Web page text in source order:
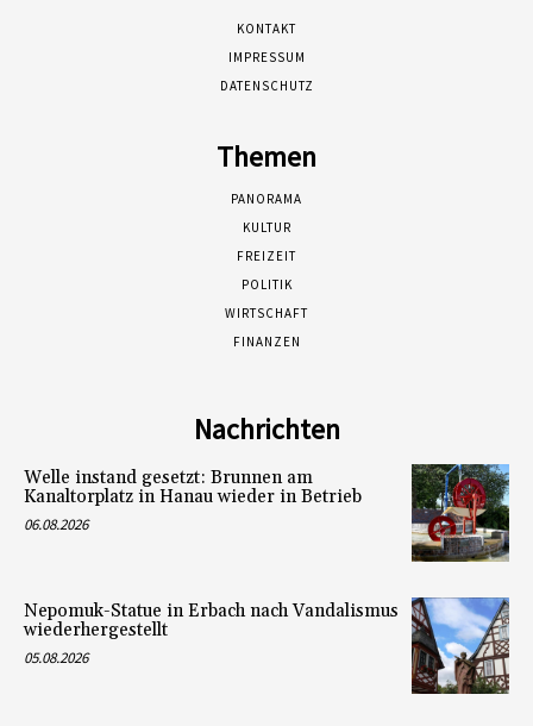
KONTAKT
IMPRESSUM
DATENSCHUTZ
Themen
PANORAMA
KULTUR
FREIZEIT
POLITIK
WIRTSCHAFT
FINANZEN
Nachrichten
Welle instand gesetzt: Brunnen am
Kanaltorplatz in Hanau wieder in Betrieb
06.08.2026
Nepomuk-Statue in Erbach nach Vandalismus
wiederhergestellt
05.08.2026